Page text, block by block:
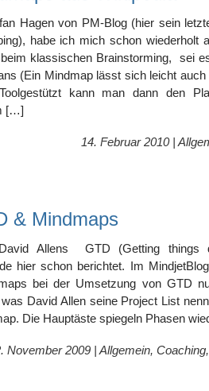
Hagen von PM-Blog (hier sein
habe ich mich schon wiederholt
klassischen Brainstorming, sei
(Ein Mindmap lässt sich leicht
kann man dann den
[…]
14. Februar 2010 |
& Mindmaps
Allens GTD (Getting things
hier schon berichtet. Im
bei der Umsetzung von GTD
David Allen seine Project List
Die Hauptäste spiegeln Phasen
November 2009 | Allgemein, Coaching